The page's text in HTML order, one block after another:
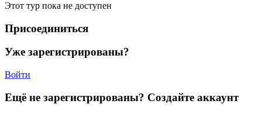
Этот тур пока не доступен
Присоединиться
Уже зарегистрированы?
Войти
Ещё не зарегистрированы? Создайте аккаунт